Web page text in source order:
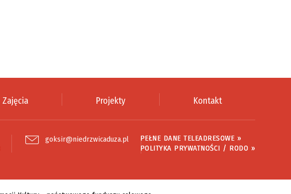
Zajęcia Projekty Kontakt
goksir@niedrzwicaduza.pl
PEŁNE DANE TELEADRESOWE »
POLITYKA PRYWATNOŚCI / RODO »